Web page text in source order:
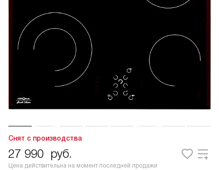
Снят с производства
27 990 руб.
Цена действительна на момент последней продажи